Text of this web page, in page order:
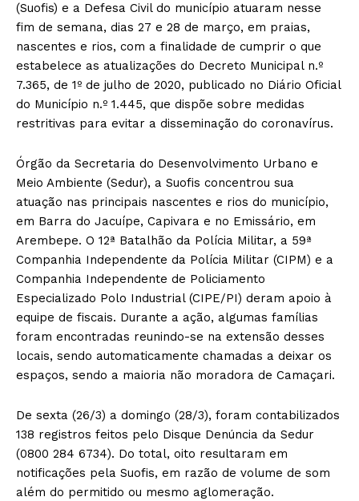
(Suofis) e a Defesa Civil do município atuaram nesse
fim de semana, dias 27 e 28 de março, em praias,
nascentes e rios, com a finalidade de cumprir o que
estabelece as atualizações do Decreto Municipal n.º
7.365, de 1º de julho de 2020, publicado no Diário Oficial
do Município n.º 1.445, que dispõe sobre medidas
restritivas para evitar a disseminação do coronavírus.
Órgão da Secretaria do Desenvolvimento Urbano e
Meio Ambiente (Sedur), a Suofis concentrou sua
atuação nas principais nascentes e rios do município,
em Barra do Jacuípe, Capivara e no Emissário, em
Arembepe. O 12ª Batalhão da Polícia Militar, a 59ª
Companhia Independente da Polícia Militar (CIPM) e a
Companhia Independente de Policiamento
Especializado Polo Industrial (CIPE/PI) deram apoio à
equipe de fiscais. Durante a ação, algumas famílias
foram encontradas reunindo-se na extensão desses
locais, sendo automaticamente chamadas a deixar os
espaços, sendo a maioria não moradora de Camaçari.
De sexta (26/3) a domingo (28/3), foram contabilizados
138 registros feitos pelo Disque Denúncia da Sedur
(0800 284 6734). Do total, oito resultaram em
notificações pela Suofis, em razão de volume de som
além do permitido ou mesmo aglomeração.